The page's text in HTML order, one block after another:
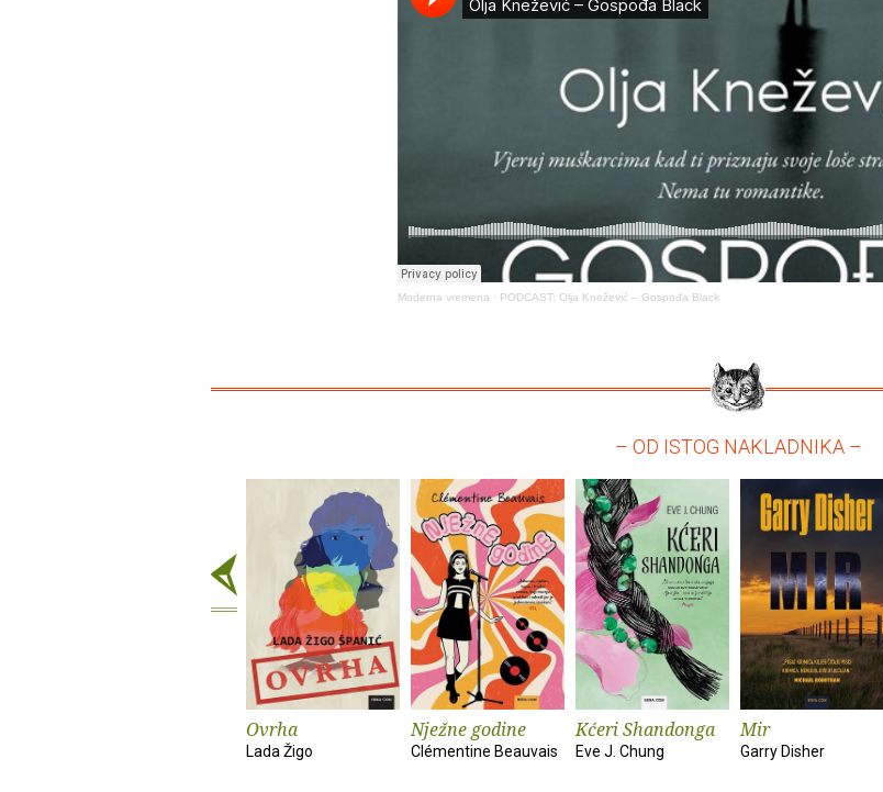
Moderna vremena · PODCAST: Olja Knežević – Gospođa Black
– OD ISTOG NAKLADNIKA –
Ovrha
Lada Žigo
Nježne godine
Clémentine Beauvais
Kćeri Shandonga
Eve J. Chung
Mir
Garry Disher